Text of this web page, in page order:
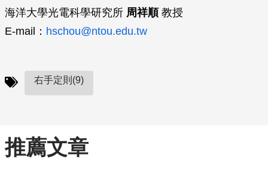
海洋大學光電科學研究所 周祥順 教授
E-mail： hschou@ntou.edu.tw
右手定則(9)
推薦文章